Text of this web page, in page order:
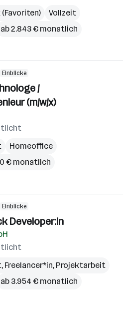
(Favoriten)
Vollzeit
ab 2.843 € monatlich
Einblicke
/
(m/w/x)
Homeoffice
€ monatlich
Einblicke
Developer:in
Freelancer*in, Projektarbeit
ab 3.954 € monatlich